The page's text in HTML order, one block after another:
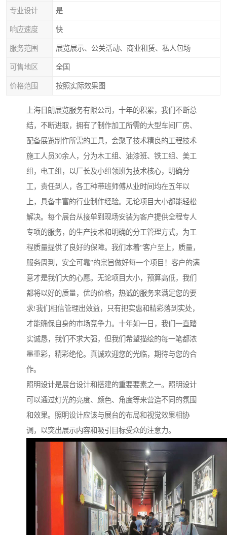
专业设计 是
响应速度 快
服务范围 展览展示、公关活动、商业租赁、私人包场
可售地区 全国
价格范围 按照实际效果图
上海日朗展览服务有限公司，十年的积累，我们不断总
结，不断进取，拥有了制作加工所需的大型车间厂房、
配备展览制作所需的工具，会聚了技术精良的工程技术
施工人员30余人，分为木工组、油漆班、铁工组、美工
组，电工组，以厂长及小组领班为技术核心，明确分
工，责任到人，各工种带班师傅从业时间均在五年以
上，具备丰富的行业制作经验。无论项目大小都能轻松
解决。每个展台从接单到现场安装为客户提供全程专人
专项的服务，的生产技术和明确的分工管理方式，为工
程质量提供了良好的保障。我们本着“客户至上，质量，
服务周到，安全可靠”的宗旨做好每一个项目！客户的满
意才是我们大的心愿。无论项目大小，预算高低，我们
都将以好的质量，优的价格，热诚的服务来满足您的要
求!我们相信管理出效益，只有把实惠和精彩落到实处，
才能确保自身的市场竞争力。十年如一日，我们一直踏
实诚恳，我们不求大强，但我们希望描绘的每一笔都浓
墨重彩，精彩绝伦。真诚欢迎您的光临，期待与您的合
作。
照明设计是展台设计和搭建的重要要素之一。照明设计
可以通过灯光的亮度、颜色、角度等来营造不同的氛围
和效果。照明设计应该与展台的布局和视觉效果相协
调，以突出展示内容和吸引目标受众的注意力。